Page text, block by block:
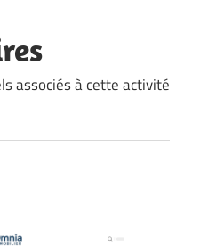
associés à cette activité